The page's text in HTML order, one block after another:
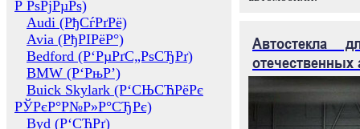
Р РѕРјРµРѕ)
Audi (РђСѓРґРё)
Avia (РђРІРёР°)
Bedford (Р‘РµРґС„РѕСЂРґ)
BMW (Р‘РњР’)
Buick Skylark (Р‘СЊСЋРёРє
РЎРєР°Р№Р»Р°СЂРє)
Byd (Р‘СЋРґ)
Автостекла
отечественных